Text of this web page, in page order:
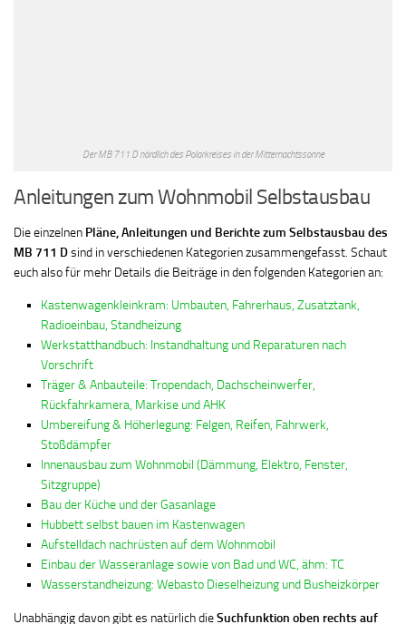
Der MB 711 D nördlich des Polarkreises in der Mitternachtssonne
Anleitungen zum Wohnmobil Selbstausbau
Die einzelnen Pläne, Anleitungen und Berichte zum Selbstausbau des
MB 711 Dsind in verschiedenen Kategorien zusammengefasst. Schaut
euch also für mehr Details die Beiträge in den folgenden Kategorien an:
Kastenwagenkleinkram: Umbauten, Fahrerhaus, Zusatztank,
Radioeinbau, Standheizung
Werkstatthandbuch: Instandhaltung und Reparaturen nach
Vorschrift
Träger & Anbauteile: Tropendach, Dachscheinwerfer,
Rückfahrkamera, Markise und AHK
Umbereifung & Höherlegung: Felgen, Reifen, Fahrwerk,
Stoßdämpfer
Innenausbau zum Wohnmobil (Dämmung, Elektro, Fenster,
Sitzgruppe)
Bau der Küche und der Gasanlage
Hubbett selbst bauen im Kastenwagen
Aufstelldach nachrüsten auf dem Wohnmobil
Einbau der Wasseranlage sowie von Bad und WC, ähm: TC
Wasserstandheizung: Webasto Dieselheizung und Busheizkörper
Unabhängig davon gibt es natürlich dieSuchfunktion oben rechts auf